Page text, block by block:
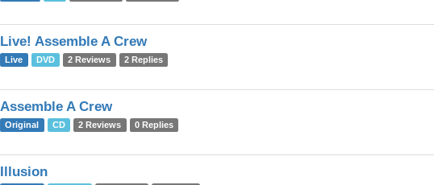
Live! Assemble A Crew
Live DVD 2 Reviews 2 Replies
Assemble A Crew
Original CD 2 Reviews 0 Replies
Illusion